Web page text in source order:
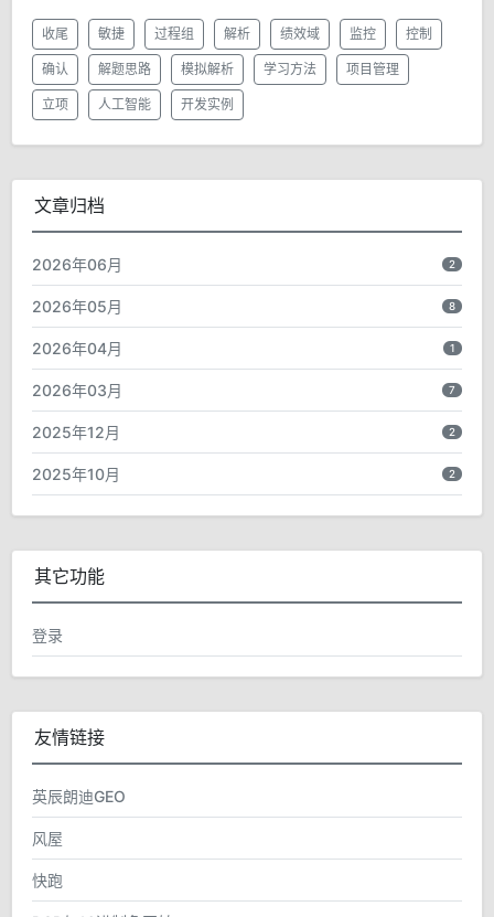
收尾 敏捷 过程组 解析 绩效域 监控 控制
确认 解题思路 模拟解析 学习方法 项目管理
立项 人工智能 开发实例
文章归档
2026年06月 2
2026年05月 8
2026年04月 1
2026年03月 7
2025年12月 2
2025年10月 2
其它功能
登录
友情链接
英辰朗迪GEO
风屋
快跑